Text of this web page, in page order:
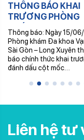
THÔNG BÁO KHAI
TRƯƠNG PHÒNG
KHÁM ĐA KHOA
HẠNH SÀI GÒN –
XUYÊN
Thông báo: Ngày 15/
Phòng khám Đa khoa
Sài Gòn – Long Xuyên
báo chính thức khai
đánh dấu cột mốc…
Liên hệ tư